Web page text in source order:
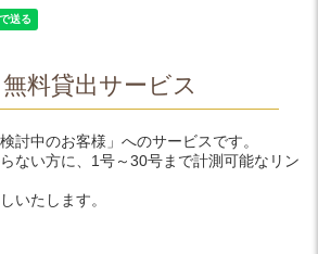
料貸出サービス
討中のお客様」へのサービスです。
ない方に、1号～30号まで計測可能なリン
いたします。